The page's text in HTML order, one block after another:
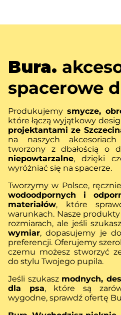
Bura.
spacerowe
Produkujemysmycze,
które łączą wyjątkowy
projektantami ze
na naszych
tworzony z dbałością o
niepowtarzalne, dzięki
wyróżniać się na spacerze.
Tworzymy w Polsce,
wodoodpornych i
materiałów, które
warunkach. Nasze
rozmiarach, ale jeśli szukasz
wymiar, dopasujemy je
preferencji. Oferujemy
czemu możesz stworzyć
do stylu Twojego pupila.
Jeśli szukasz modnych,
dla psa, które są
wygodne, sprawdź ofertę